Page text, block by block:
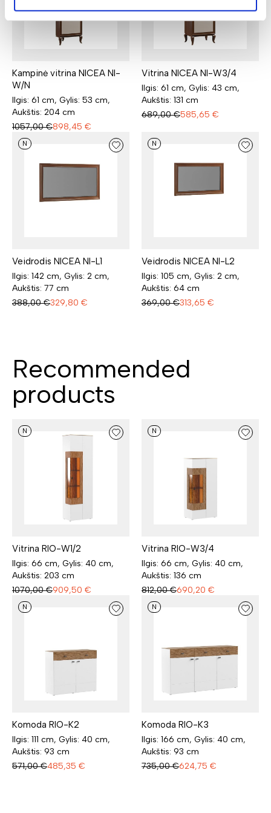
Kampinė vitrina NICEA NI-
W/N
Ilgis: 61 cm, Gylis: 53 cm,
Aukštis: 204 cm
1057,00 €898,45 €
Vitrina NICEA NI-W3/4
Ilgis: 61 cm, Gylis: 43 cm,
Aukštis: 131 cm
689,00 €585,65 €
N
Veidrodis NICEA NI-L1
Ilgis: 142 cm, Gylis: 2 cm,
Aukštis: 77 cm
388,00 €329,80 €
N
Veidrodis NICEA NI-L2
Ilgis: 105 cm, Gylis: 2 cm,
Aukštis: 64 cm
369,00 €313,65 €
Recommended
products
N
Vitrina RIO-W1/2
Ilgis: 66 cm, Gylis: 40 cm,
Aukštis: 203 cm
1070,00 €909,50 €
N
Vitrina RIO-W3/4
Ilgis: 66 cm, Gylis: 40 cm,
Aukštis: 136 cm
812,00 €690,20 €
N
Komoda RIO-K2
Ilgis: 111 cm, Gylis: 40 cm,
Aukštis: 93 cm
571,00 €485,35 €
N
Komoda RIO-K3
Ilgis: 166 cm, Gylis: 40 cm,
Aukštis: 93 cm
735,00 €624,75 €